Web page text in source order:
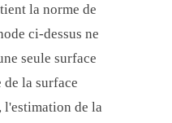
la norme de
ci-dessus ne
seule surface
de la surface
l'estimation de la